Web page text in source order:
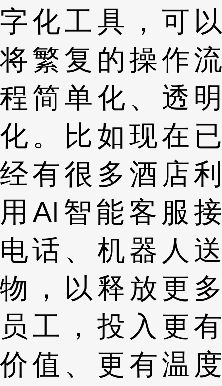
字化工具，可以
将繁复的操作流
程简单化、透明
化。比如现在已
经有很多酒店利
用AI智能客服接
电话、机器人送
物，以释放更多
员工，投入更有
价值、更有温度